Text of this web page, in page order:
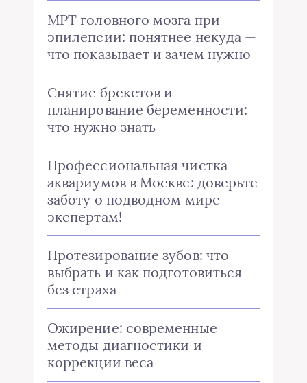
МРТ головного мозга при
эпилепсии: понятнее некуда —
что показывает и зачем нужно
Снятие брекетов и
планирование беременности:
что нужно знать
Профессиональная чистка
аквариумов в Москве: доверьте
заботу о подводном мире
экспертам!
Протезирование зубов: что
выбрать и как подготовиться
без страха
Ожирение: современные
методы диагностики и
коррекции веса